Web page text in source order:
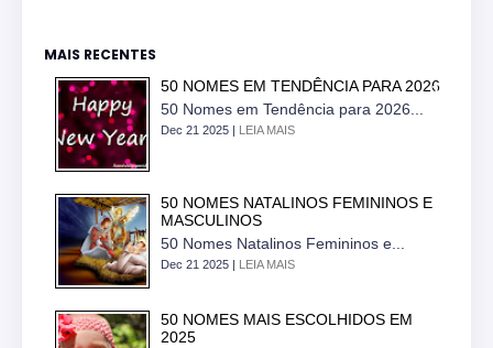
MAIS RECENTES
50 NOMES EM TENDÊNCIA PARA 2026
50 Nomes em Tendência para 2026...
Dec 21 2025 | LEIA MAIS
50 NOMES NATALINOS FEMININOS E
MASCULINOS
50 Nomes Natalinos Femininos e...
Dec 21 2025 | LEIA MAIS
50 NOMES MAIS ESCOLHIDOS EM
2025